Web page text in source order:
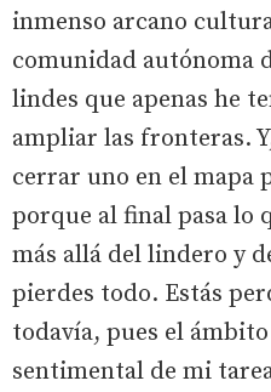
inmenso arcano
comunidad autónoma
lindes que apenas he
ampliar las fronteras.
cerrar uno en el
porque al final pasa lo
más allá del lindero y
pierdes todo. Estás
todavía, pues el
sentimental de mi